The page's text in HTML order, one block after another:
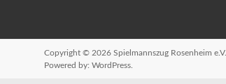
Copyright © 2026 Spielmannszug Rosenheim e.V.
Powered by: WordPress